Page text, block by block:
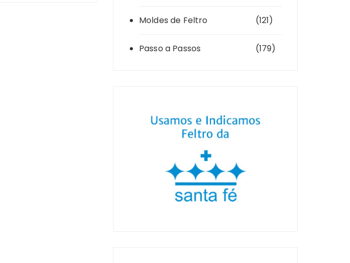
Moldes de Feltro (121)
Passo a Passos (179)